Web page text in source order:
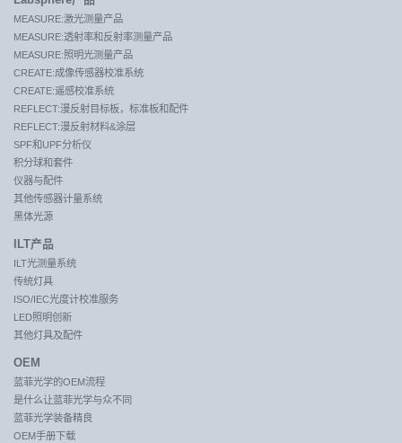
MEASURE:激光测量产品
MEASURE:透射率和反射率测量产品
MEASURE:照明光测量产品
CREATE:成像传感器校准系统
CREATE:遥感校准系统
REFLECT:漫反射目标板，标准板和配件
REFLECT:漫反射材料&涂层
SPF和UPF分析仪
积分球和套件
仪器与配件
其他传感器计量系统
黑体光源
ILT产品
ILT光测量系统
传统灯具
ISO/IEC光度计校准服务
LED照明创新
其他灯具及配件
OEM
蓝菲光学的OEM流程
是什么让蓝菲光学与众不同
蓝菲光学装备精良
OEM手册下载